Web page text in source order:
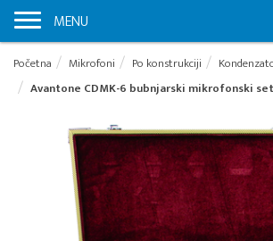
MENU
Početna Mikrofoni Po konstrukciji
Avantone CDMK-6 bubnjarski mikrofonski set